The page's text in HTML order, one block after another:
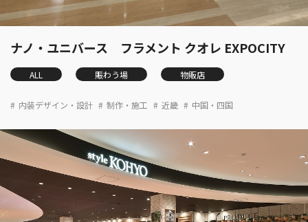
ナノ・ユニバース フラメント クオレ EXPOCITY
ALL 賑わう場 物販店
内装デザイン・設計 制作・施工 近畿 中国・四国